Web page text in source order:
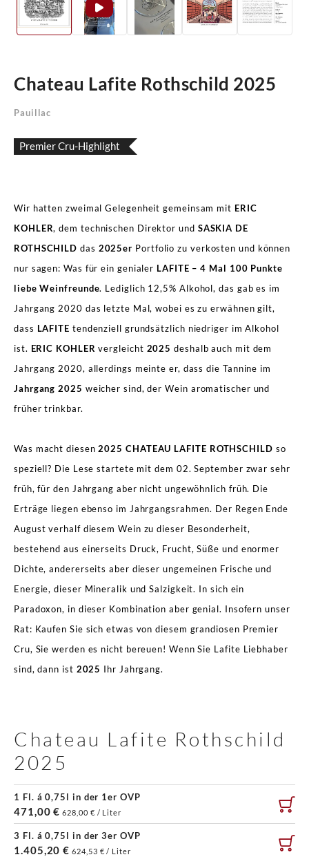
Chateau Lafite Rothschild 2025
Pauillac
Premier Cru-Highlight
Wir hatten zweimal Gelegenheit gemeinsam mit ERIC
KOHLER, dem technischen Direktor und SASKIA DE
ROTHSCHILD das 2025er Portfolio zu verkosten und können
nur sagen: Was für ein genialer LAFITE – 4 Mal 100 Punkte
liebe Weinfreunde. Lediglich 12,5% Alkohol, das gab es im
Jahrgang 2020 das letzte Mal, wobei es zu erwähnen gilt,
dass LAFITE tendenziell grundsätzlich niedriger im Alkohol
ist. ERIC KOHLER vergleicht 2025deshalb auch mit dem
Jahrgang 2020, allerdings meinte er, dass die Tannine im
Jahrgang 2025 weicher sind, der Wein aromatischer und
früher trinkbar.
Was macht diesen2025 CHATEAU LAFITE ROTHSCHILD so
speziell? Die Lese startete mit dem 02. September zwar sehr
früh, für den Jahrgang aber nicht ungewöhnlich früh. Die
Erträge liegen ebenso im Jahrgangsrahmen. Der Regen Ende
August verhalf diesem Wein zu dieser Besonderheit,
bestehend aus einerseits Druck, Frucht, Süße und enormer
Dichte, andererseits aber dieser ungemeinen Frische und
Energie, dieser Mineralik und Salzigkeit. In sich ein
Paradoxon, in dieser Kombination aber genial. Insofern unser
Rat: Kaufen Sie sich etwas von diesem grandiosen Premier
Cru, Sie werden es nicht bereuen! Wenn Sie Lafite Liebhaber
sind, dann ist 2025 Ihr Jahrgang.
Chateau Lafite Rothschild
2025
1 Fl. á 0,75l in der 1er OVP
471,00 € 628,00 € / Liter
3 Fl. á 0,75l in der 3er OVP
1.405,20 € 624,53 € / Liter